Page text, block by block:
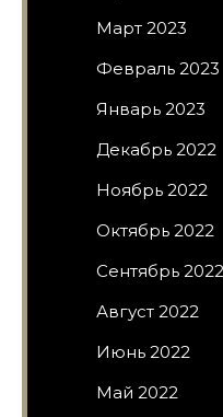
Март 2023
Февраль 2023
Январь 2023
Декабрь 2022
Ноябрь 2022
Октябрь 2022
Сентябрь 2022
Август 2022
Июнь 2022
Май 2022